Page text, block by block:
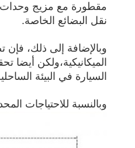
مقطورة مع مزيج وحدات
نقل البضائع الخاصة.
وبالإضافة إلى ذلك، فإن
الميكانيكية،ولكن أيضا
السيارة في البيئة
وبالنسبة للاحتياجات